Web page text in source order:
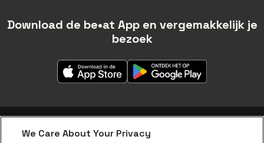
Download de be•at App en vergemakkelijk je
bezoek
We Care About Your Privacy